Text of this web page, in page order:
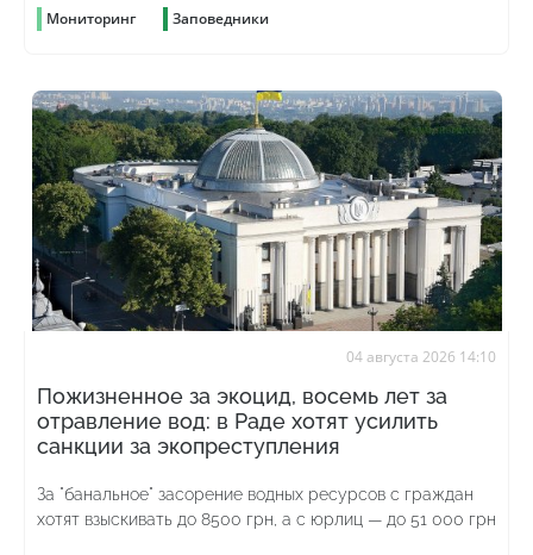
Мониторинг Заповедники
04 августа 2026 14:10
Пожизненное за экоцид, восемь лет за
отравление вод: в Раде хотят усилить
санкции за экопреступления
За "банальное" засорение водных ресурсов с граждан
хотят взыскивать до 8500 грн, а с юрлиц — до 51 000 грн